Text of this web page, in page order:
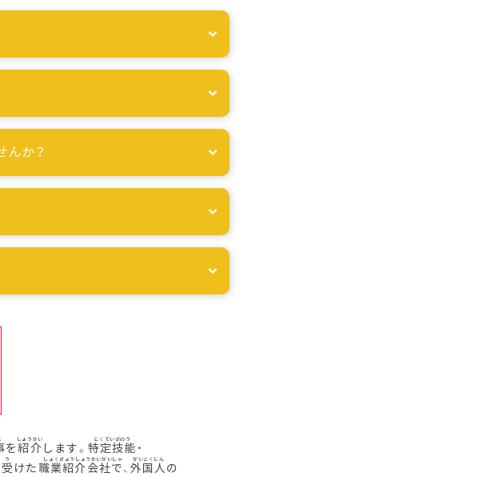
んか？
を紹介 します。 特定技能 ・
受 けた 職業紹介会社で、 外国人の